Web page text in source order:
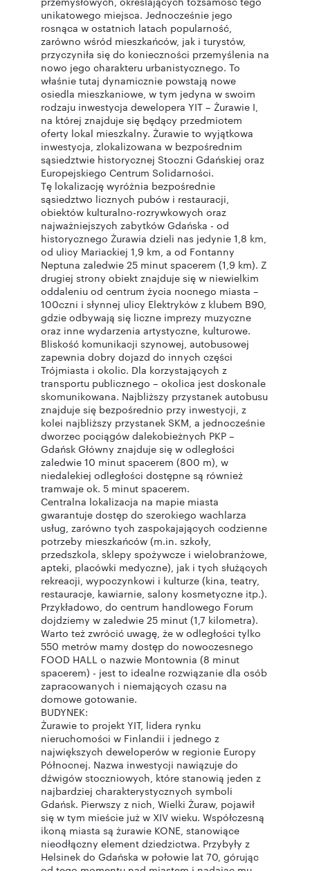
unikatowego miejsca. Jednocześnie jego
rosnąca w ostatnich latach popularność,
zarówno wśród mieszkańców, jak i turystów,
przyczyniła się do konieczności przemyślenia na
nowo jego charakteru urbanistycznego. To
właśnie tutaj dynamicznie powstają nowe
osiedla mieszkaniowe, w tym jedyna w swoim
rodzaju inwestycja dewelopera YIT – Żurawie I,
na której znajduje się będący przedmiotem
oferty lokal mieszkalny. Żurawie to wyjątkowa
inwestycja, zlokalizowana w bezpośrednim
sąsiedztwie historycznej Stoczni Gdańskiej oraz
Europejskiego Centrum Solidarności.
Tę lokalizację wyróżnia bezpośrednie
sąsiedztwo licznych pubów i restauracji,
obiektów kulturalno-rozrywkowych oraz
najważniejszych zabytków Gdańska - od
historycznego Żurawia dzieli nas jedynie 1,8 km,
od ulicy Mariackiej 1,9 km, a od Fontanny
Neptuna zaledwie 25 minut spacerem (1,9 km). Z
drugiej strony obiekt znajduje się w niewielkim
oddaleniu od centrum życia nocnego miasta –
100czni i słynnej ulicy Elektryków z klubem B90,
gdzie odbywają się liczne imprezy muzyczne
oraz inne wydarzenia artystyczne, kulturowe.
Bliskość komunikacji szynowej, autobusowej
zapewnia dobry dojazd do innych części
Trójmiasta i okolic. Dla korzystających z
transportu publicznego – okolica jest doskonale
skomunikowana. Najbliższy przystanek autobusu
znajduje się bezpośrednio przy inwestycji, z
kolei najbliższy przystanek SKM, a jednocześnie
dworzec pociągów dalekobieżnych PKP –
Gdańsk Główny znajduje się w odległości
zaledwie 10 minut spacerem (800 m), w
niedalekiej odległości dostępne są również
tramwaje ok. 5 minut spacerem.
Centralna lokalizacja na mapie miasta
gwarantuje dostęp do szerokiego wachlarza
usług, zarówno tych zaspokajających codzienne
potrzeby mieszkańców (m.in. szkoły,
przedszkola, sklepy spożywcze i wielobranżowe,
apteki, placówki medyczne), jak i tych służących
rekreacji, wypoczynkowi i kulturze (kina, teatry,
restauracje, kawiarnie, salony kosmetyczne itp.).
Przykładowo, do centrum handlowego Forum
dojdziemy w zaledwie 25 minut (1,7 kilometra).
Warto też zwrócić uwagę, że w odległości tylko
550 metrów mamy dostęp do nowoczesnego
FOOD HALL o nazwie Montownia (8 minut
spacerem) - jest to idealne rozwiązanie dla osób
zapracowanych i niemających czasu na
domowe gotowanie.
BUDYNEK:
Żurawie to projekt YIT, lidera rynku
nieruchomości w Finlandii i jednego z
największych deweloperów w regionie Europy
Północnej. Nazwa inwestycji nawiązuje do
dźwigów stoczniowych, które stanowią jeden z
najbardziej charakterystycznych symboli
Gdańsk. Pierwszy z nich, Wielki Żuraw, pojawił
się w tym mieście już w XIV wieku. Współczesną
ikoną miasta są żurawie KONE, stanowiące
nieodłączny element dziedzictwa. Przybyły z
Helsinek do Gdańska w połowie lat 70, górując